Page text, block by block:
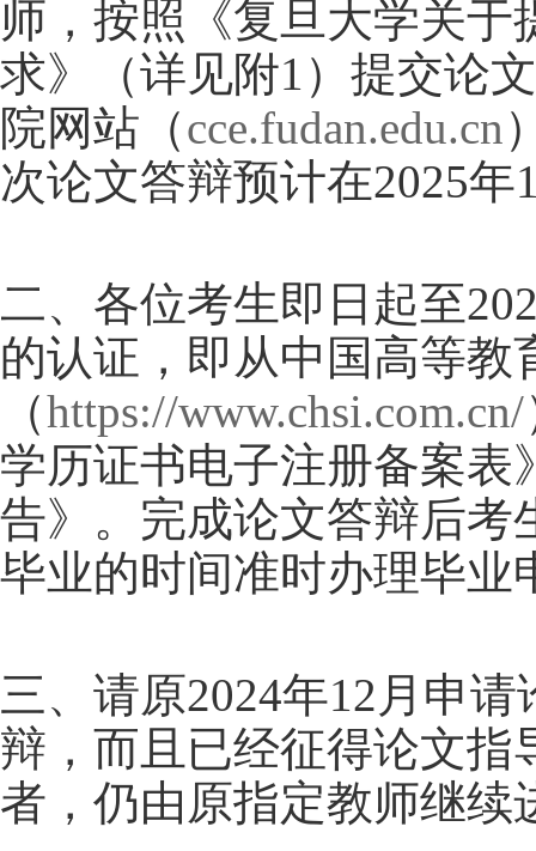
师，按照《复旦大学关
求》（详见附1 ）提交论
院网站（cce.fudan.edu.cn
次论文答辩预计在2025年
二、各位考生即日起至
的认证，即从中国高等教
（https://www.chsi.com.cn/
学历证书电子注册备案表
告》。完成论文答辩后考
毕业的时间准时办理毕业
三、请原2024年12 月申请
辩，而且已经征得论文指
者，仍由原指定教师继续